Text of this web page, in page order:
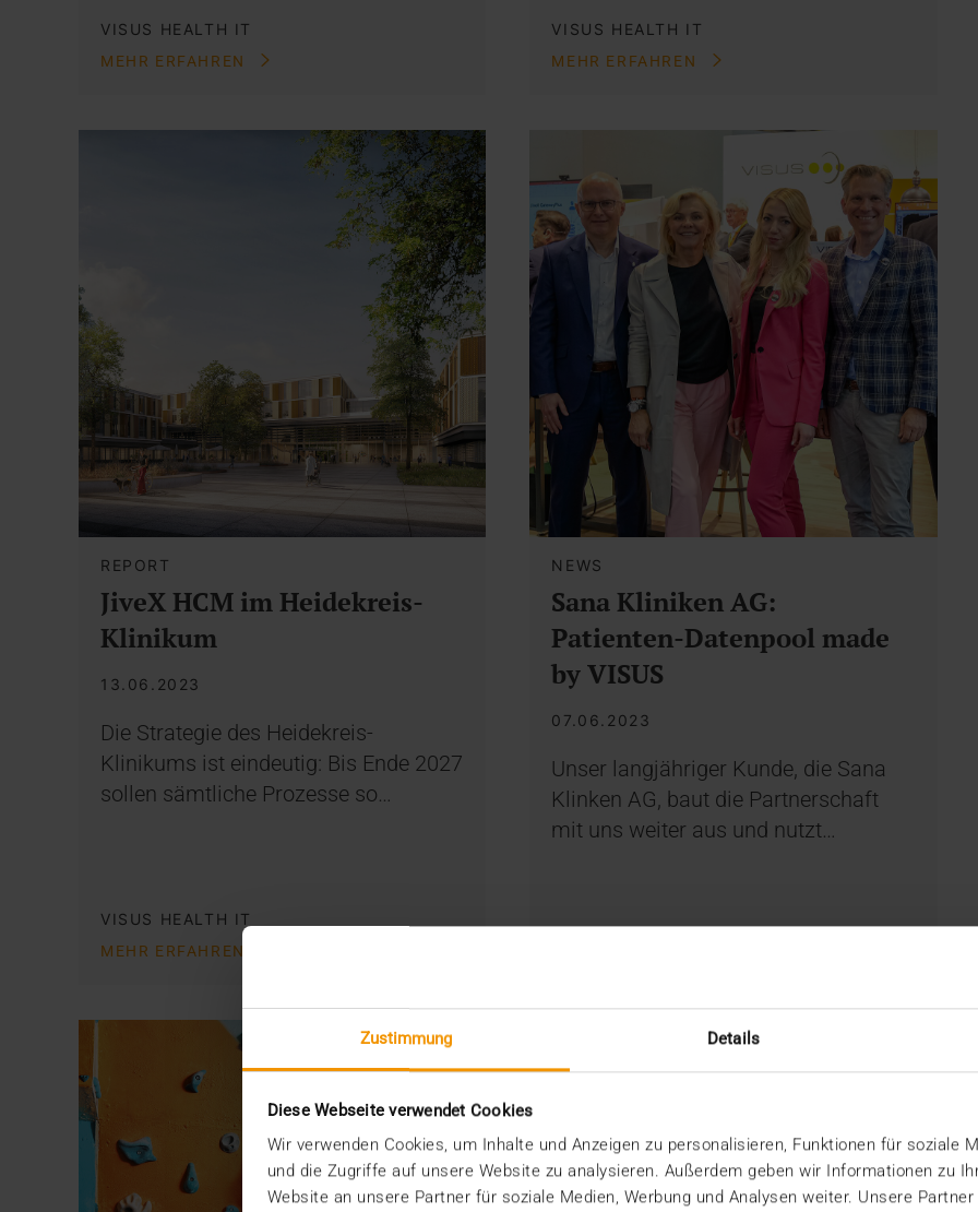
Zustimmung Details
Diese Webseite verwendet Cookies
Wir verwenden Cookies, um Inhalte und Anzeigen zu personalisieren, Funktionen für soziale
und die Zugriffe auf unsere Website zu analysieren. Außerdem geben wir Informationen zu
Website an unsere Partner für soziale Medien, Werbung und Analysen weiter. Unsere
VISUS HEALTH IT
MEHR ERFAHREN
VISUS HEALTH IT
MEHR ERFAHREN
REPORT
JiveX HCM im Heidekreis-
Klinikum
13.06.2023
Die Strategie des Heidekreis-
Klinikums ist eindeutig: Bis Ende 2027
sollen sämtliche Prozesse so…
VISUS HEALTH IT
MEHR ERFAHREN
NEWS
Sana Kliniken AG:
Patienten-Datenpool made
by VISUS
07.06.2023
Unser langjähriger Kunde, die Sana
Klinken AG, baut die Partnerschaft
mit uns weiter aus und nutzt…